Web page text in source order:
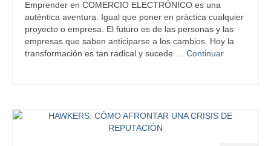
Emprender en COMERCIO ELECTRÓNICO es una
auténtica aventura. Igual que poner en práctica cualquier
proyecto o empresa. El futuro es de las personas y las
empresas que saben anticiparse a los cambios. Hoy la
transformación es tan radical y sucede … Continuar